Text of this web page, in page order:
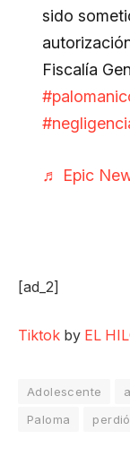
sido
Fiscalía
♬ Epic
[ad_2]
Tiktok by EL
Adolescente
Paloma
perdió